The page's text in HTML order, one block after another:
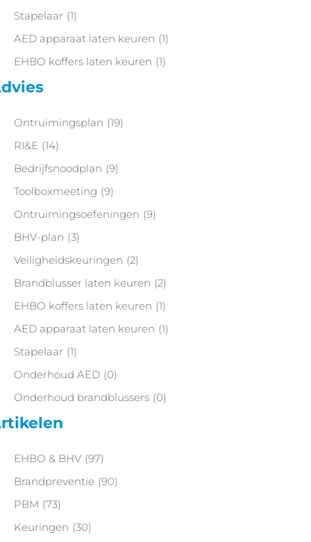
Stapelaar (1)
AED apparaat laten keuren (1)
EHBO koffers laten keuren (1)
Ontruimingsplan (19)
RI&E (14)
Bedrijfsnoodplan (9)
Toolboxmeeting (9)
Ontruimingsoefeningen (9)
BHV-plan (3)
Veiligheidskeuringen (2)
Brandblusser laten keuren (2)
EHBO koffers laten keuren (1)
AED apparaat laten keuren (1)
Stapelaar (1)
Onderhoud AED (0)
Onderhoud brandblussers (0)
EHBO & BHV (97)
Brandpreventie (90)
PBM (73)
Keuringen (30)